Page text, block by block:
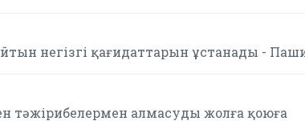
негізгі қағидаттарын ұстанады -
тәжірибелермен алмасуды жолға қоюға